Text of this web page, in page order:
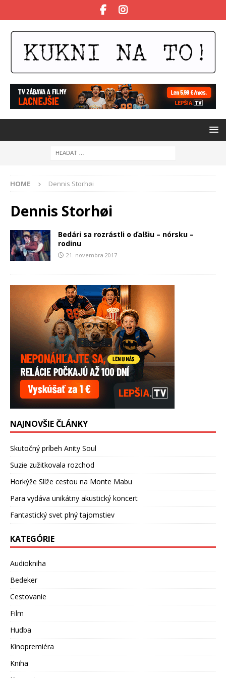
HOME Dennis Storhøi
Dennis Storhøi
Bedári sa rozrástli o ďalšiu – nórsku –
rodinu
21. novembra 2017
NAJNOVŠIE ČLÁNKY
Skutočný príbeh Anity Soul
Suzie zužitkovala rozchod
Horkýže Slíže cestou na Monte Mabu
Para vydáva unikátny akustický koncert
Fantastický svet plný tajomstiev
KATEGÓRIE
Audiokniha
Bedeker
Cestovanie
Film
Hudba
Kinopremiéra
Kniha